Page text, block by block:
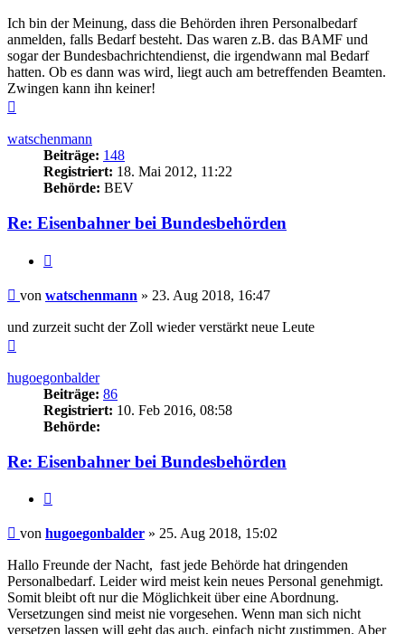
Ich bin der Meinung, dass die Behörden ihren Personalbedarf
anmelden, falls Bedarf besteht. Das waren z.B. das BAMF und
sogar der Bundesbachrichtendienst, die irgendwann mal Bedarf
hatten. Ob es dann was wird, liegt auch am betreffenden Beamten.
Zwingen kann ihn keiner!
watschenmann
Beiträge: 148
Registriert: 18. Mai 2012, 11:22
Behörde: BEV
Re: Eisenbahner bei Bundesbehörden
Beitrag
von watschenmann » 23. Aug 2018, 16:47
und zurzeit sucht der Zoll wieder verstärkt neue Leute
hugoegonbalder
Beiträge: 86
Registriert: 10. Feb 2016, 08:58
Behörde:
Re: Eisenbahner bei Bundesbehörden
Beitrag
von hugoegonbalder » 25. Aug 2018, 15:02
Hallo Freunde der Nacht, fast jede Behörde hat dringenden
Personalbedarf. Leider wird meist kein neues Personal genehmigt.
Somit bleibt oft nur die Möglichkeit über eine Abordnung.
Versetzungen sind meist nie vorgesehen. Wenn man sich nicht
versetzen lassen will geht das auch, einfach nicht zustimmen. Aber